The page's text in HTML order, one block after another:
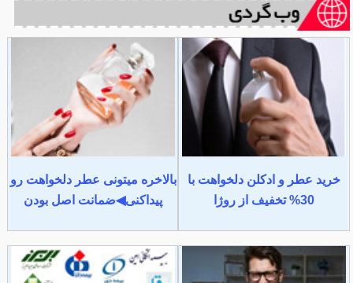
خرید عطر و ادکلن دلخواهت با
30% تخفیف از روژا
بالاخره میتونی عطر دلخواهت رو
پیداکنی◀ضمانت اصل بودن